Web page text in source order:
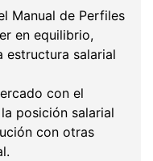
Manual de Perfiles
en equilibrio,
estructura salarial
con el
posición salarial
con otras